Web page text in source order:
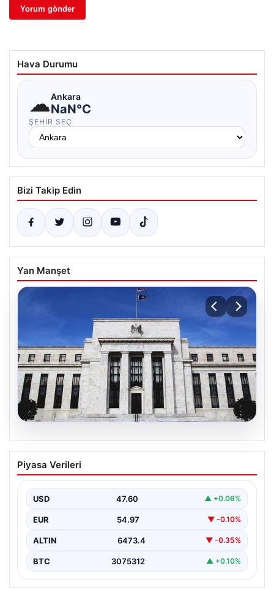
Hava Durumu
☁Ankara
NaN°C
ŞEHIR SEÇ
Bizi Takip Edin
Yan Manşet
Fed faizi sabit tuttu
{“title”: “ABD Merkez Bankası Faiz Oranını Sabit Tutmaya
Piyasa Verileri
USD 47.60 ▲ +0.06%
EUR 54.97 ▼ -0.10%
ALTIN 6473.4 ▼ -0.35%
BTC 3075312 ▲ +0.10%